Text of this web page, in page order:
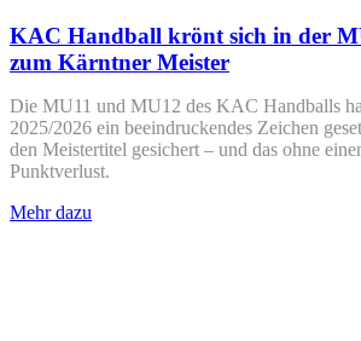
KAC Handball krönt sich in der
zum Kärntner Meister
Die MU11 und MU12 des KAC Handballs
2025/2026 ein beeindruckendes Zeichen
den Meistertitel gesichert – und das ohne
Punktverlust.
Mehr dazu